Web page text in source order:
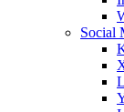
Social